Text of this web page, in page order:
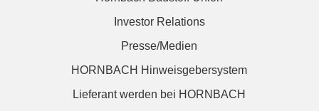
Investor Relations
Presse/Medien
HORNBACH Hinweisgebersystem
Lieferant werden bei HORNBACH